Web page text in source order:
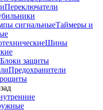
Переключатели
Таймеры и
Шины
Блоки защиты
Предохранители